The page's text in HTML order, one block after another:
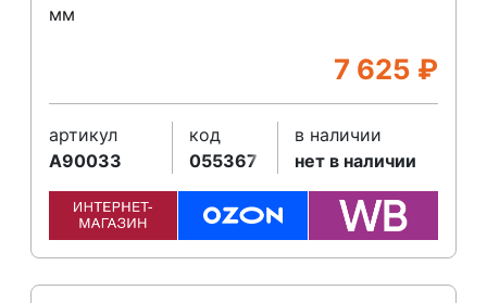
мм
7 625 ₽
артикул
A90033
код
055367
в наличии
нет в наличии